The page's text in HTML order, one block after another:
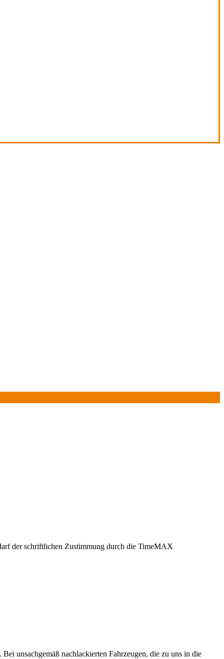
der schriftlichen Zustimmung durch die TimeMAX
unsachgemäß nachlackierten Fahrzeugen, die zu uns in die